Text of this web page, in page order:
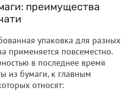
преимущества
упаковка для разных
применяется повсеместно.
в последнее время
из бумаги, к главным
относят: